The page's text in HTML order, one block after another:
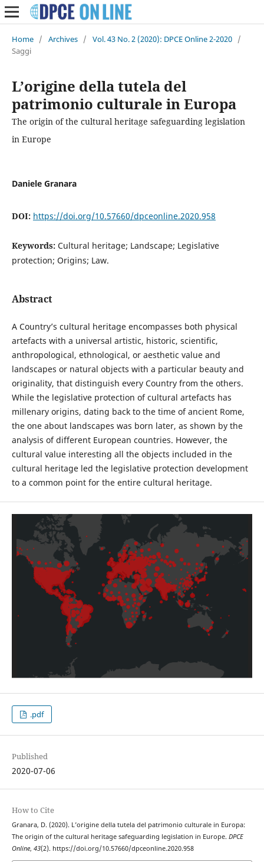
Home / Archives / Vol. 43 No. 2 (2020): DPCE Online 2-2020 /
Saggi
L’origine della tutela del
patrimonio culturale in Europa
The origin of the cultural heritage safeguarding legislation
in Europe
Daniele Granara
DOI: https://doi.org/10.57660/dpceonline.2020.958
Keywords: Cultural heritage; Landscape; Legislative
protection; Origins; Law.
Abstract
A Country’s cultural heritage encompasses both physical
artefacts with a universal artistic, historic, scientific,
anthropological, ethnological, or aesthetic value and
landscapes or natural objects with a particular beauty and
originality, that distinguish every Country from the others.
While the legislative protection of cultural artefacts has
millenary origins, dating back to the time of ancient Rome,
the one about landscapes was born later, as shown by the
analysis of different European countries. However, the
cultural value interesting all the objects included in the
cultural heritage led the legislative protection development
to a common point for the entire cultural heritage.
.pdf
Published
2020-07-06
How to Cite
Granara, D. (2020). L’origine della tutela del patrimonio culturale in Europa:
The origin of the cultural heritage safeguarding legislation in Europe. DPCE
Online, 43(2). https://doi.org/10.57660/dpceonline.2020.958